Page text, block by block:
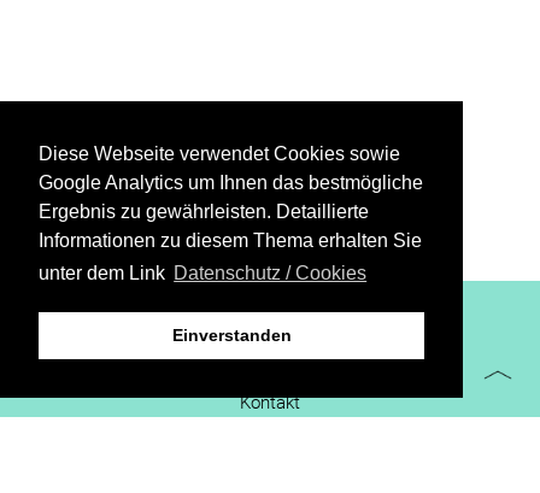
Diese Webseite verwendet Cookies sowie
Google Analytics um Ihnen das bestmögliche
Ergebnis zu gewährleisten. Detaillierte
Informationen zu diesem Thema erhalten Sie
unter dem Link Datenschutz / Cookies
Einverstanden
XiBIT Infoguide 2021
Kontakt